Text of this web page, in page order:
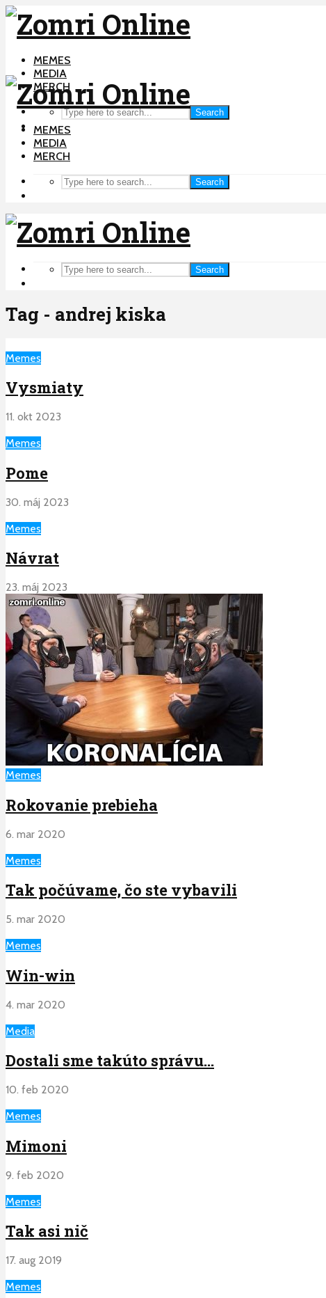
MEMES
MEDIA
MERCH
Search
MEMES
MEDIA
MERCH
Search
Search
Tag - andrej kiska
Memes
Vysmiaty
11. okt 2023
Memes
Pome
30. máj 2023
Memes
Návrat
23. máj 2023
Memes
Rokovanie prebieha
6. mar 2020
Memes
Tak počúvame, čo ste vybavili
5. mar 2020
Memes
Win-win
4. mar 2020
Media
Dostali sme takúto správu…
10. feb 2020
Memes
Mimoni
9. feb 2020
Memes
Tak asi nič
17. aug 2019
Memes